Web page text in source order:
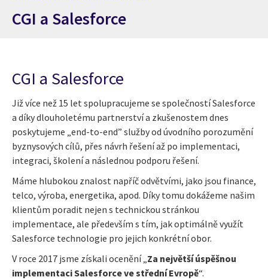
CGI a Salesforce
CGI a Salesforce
Již více než 15 let spolupracujeme se společností Salesforce
a díky dlouholetému partnerství a zkušenostem dnes
poskytujeme „end-to-end” služby od úvodního porozumění
byznysových cílů, přes návrh řešení až po implementaci,
integraci, školení a následnou podporu řešení.
Máme hlubokou znalost napříč odvětvími, jako jsou finance,
telco, výroba, energetika, apod. Díky tomu dokážeme našim
klientům poradit nejen s technickou stránkou
implementace, ale především s tím, jak optimálně využít
Salesforce technologie pro jejich konkrétní obor.
V roce 2017 jsme získali ocenění „ Za největší úspěšnou
implementaci Salesforce ve střední Evropě“.